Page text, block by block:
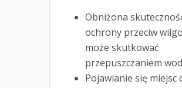
Obniżona
ochrony przeciw
może skutkować
przepuszczaniem
Pojawianie się miejsc